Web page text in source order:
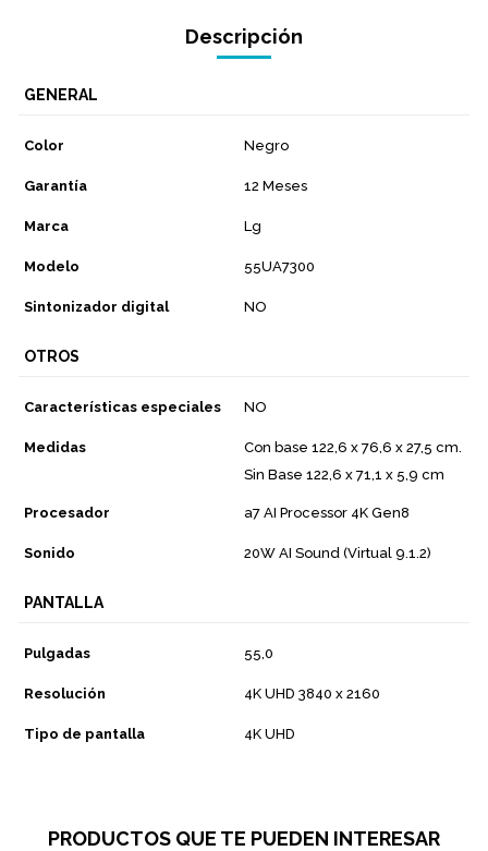
Descripción
GENERAL
Color Negro
Garantía 12 Meses
Marca Lg
Modelo 55UA7300
Sintonizador digital NO
OTROS
Características especiales NO
Medidas
Con base 122,6 x 76,6 x 27,5 cm.
Sin Base 122,6 x 71,1 x 5,9 cm
Procesador a7 AI Processor 4K Gen8
Sonido 20W AI Sound (Virtual 9.1.2)
PANTALLA
Pulgadas 55,0
Resolución 4K UHD 3840 x 2160
Tipo de pantalla 4K UHD
PRODUCTOS QUE TE PUEDEN INTERESAR